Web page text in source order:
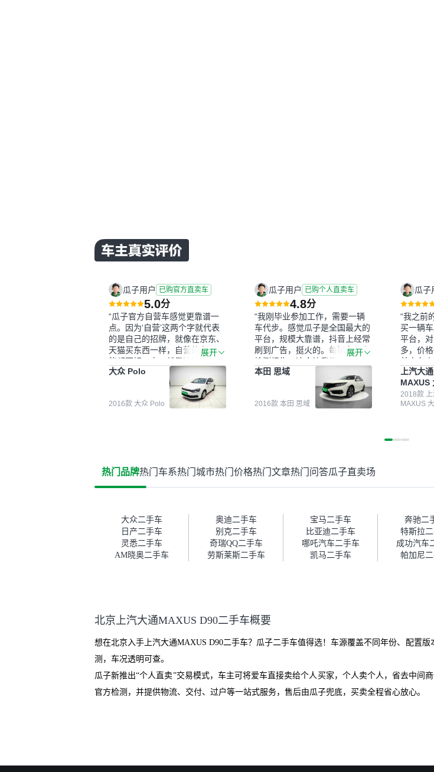
瓜子用户 已购官方直卖车
5.0分
“瓜子官方自营车感觉更靠谱一
点。因为‘自营’这两个字就代表
的是自己的招牌，就像在京东、
天猫买东西一样，自营的东西可
能都要好一点。就是这种刻板印
象吧。一开始买二手车的时候，
我确实有担心过事故车、泡水车
这些问题。瓜子的检测报告其实
并不能完全打消顾虑，因为我也
果跟你们的报告是符合的，所以
这次车况没问题。购车流程挺快
车。去之前我提前跟交接人员说
好，到了之后要当着我的面再做
一次复检，你们也安排了师傅，
服务可以，速度很快。体验下来
自营车的感觉是要比个人车好一
我协商，主动权在平台手里。”
展开
大众 Polo
2016款 大众 Polo
瓜子用户 已购个人直卖车
4.8分
“我刚毕业参加工作，需要一辆
车代步。感觉瓜子是全国最大的
平台，规模大靠谱，抖音上经常
刷到广告，挺火的。每辆车都有
检测报告，这个让我很放心。去
外面买车全凭卖家一张嘴，不敢
买。我买了本田思域，白色，过
户次数少，公里数符合，虽然价
格比我心理预期略高一点，但瓜
价格比车商那便宜，车况也有检
展开
本田 思域
2016款 本田 思域
瓜子
“我之前
买一辆
平台，
多，价
前卖车
成，但
是大平
终买了
车，公
捷，其
障。”
上汽大通
MAXUS
G10
2018款 上
MAXUS
热门品牌热门车系热门城市热门价格热门文章热门问答瓜子直卖场
大众二手车 奥迪二手车 宝马二手车 奔驰二
日产二手车
别克二手车 比亚迪二手车 特斯拉
灵悉二手车
奇瑞QQ二手车 哪吒汽车二手车 成功汽车
AM晓奥二手车
劳斯莱斯二手车 凯马二手车 帕加尼
北京上汽大通MAXUS D90二手车概要
想在北京入手上汽大通MAXUS D90二手车？瓜子二手车值得选！车源覆盖不同年份、配置
测，车况透明可查。
瓜子新推出“个人直卖”交易模式，车主可将爱车直接卖给个人买家，个人卖个人，省去中
官方检测，并提供物流、交付、过户等一站式服务，售后由瓜子兜底，买卖全程省心放心。